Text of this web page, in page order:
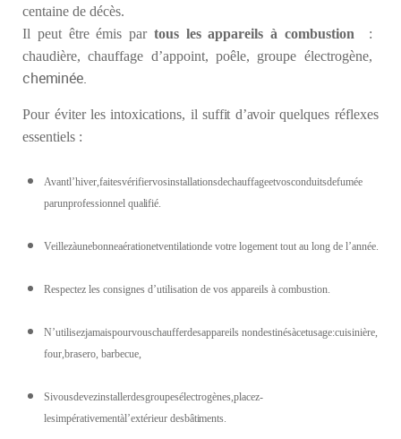
centaine de décès.
Il peut être émis par tous les appareils à combustion
:
chaudière, chauffage d’appoint, poêle, groupe électrogène,
cheminée.
Pour éviter les intoxications, il suffit d’avoirquelques réflexes
essentiels :
Avantl’hiver,faitesvérifiervosinstallationsdechauffageetvosconduitsdefumée
parunprofessionnel qualifié.
Veillezàunebonneaérationetventilationde votre logement tout au long de l’année.
Respectez les consignes d’utilisation de vos appareils à combustion.
N’utilisezjamaispourvouschaufferdesappareils nondestinésàcetusage:cuisinière,
four,brasero, barbecue,
Sivousdevezinstallerdesgroupesélectrogènes,placez-
lesimpérativementàl’extérieur desbâtiments.